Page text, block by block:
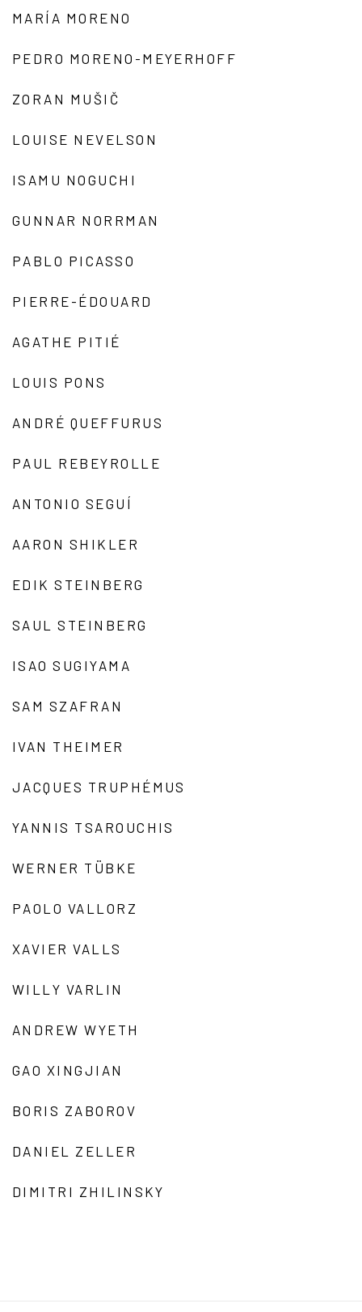
MARÍA MORENO
PEDRO MORENO-MEYERHOFF
ZORAN MUŠIČ
LOUISE NEVELSON
ISAMU NOGUCHI
GUNNAR NORRMAN
PABLO PICASSO
PIERRE-ÉDOUARD
AGATHE PITIÉ
LOUIS PONS
ANDRÉ QUEFFURUS
PAUL REBEYROLLE
ANTONIO SEGUÍ
AARON SHIKLER
EDIK STEINBERG
SAUL STEINBERG
ISAO SUGIYAMA
SAM SZAFRAN
IVAN THEIMER
JACQUES TRUPHÉMUS
YANNIS TSAROUCHIS
WERNER TÜBKE
PAOLO VALLORZ
XAVIER VALLS
WILLY VARLIN
ANDREW WYETH
GAO XINGJIAN
BORIS ZABOROV
DANIEL ZELLER
DIMITRI ZHILINSKY